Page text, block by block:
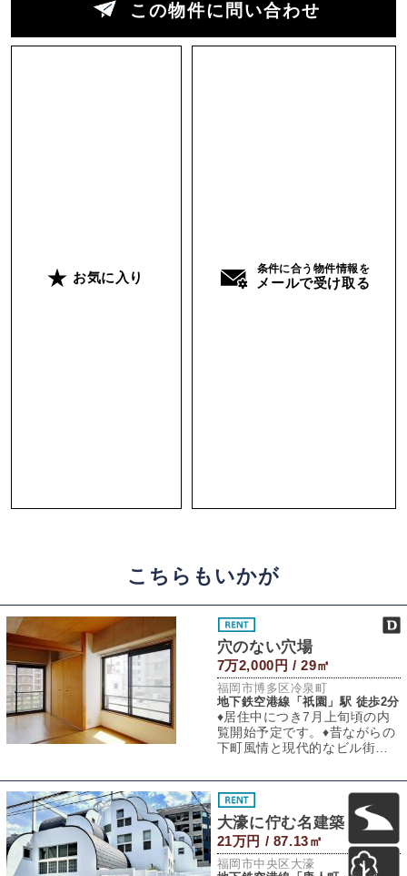
この物件に問い合わせ
お気に入り
条件に合う物件情報を
メールで受け取る
こちらもいかが
穴のない穴場
7万2,000円 / 29㎡
福岡市博多区冷泉町
地下鉄空港線「祇園」駅 徒歩2分
♦︎居住中につき7月上旬頃の内
覧開始予定です。♦︎昔ながらの
下町風情と現代的なビル街の
部に
大濠に佇む名建築
21万円 / 87.13㎡
福岡市中央区大濠